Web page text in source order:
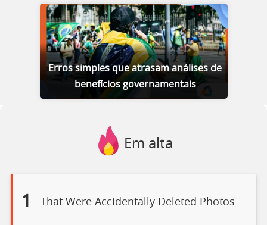
Erros simples que atrasam análises de
benefícios governamentais
Em alta
1 That Were Accidentally Deleted Photos